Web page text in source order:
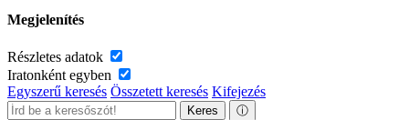
Megjelenítés
Részletes adatok
Iratonként egyben
Egyszerű keresés Összetett keresés Kifejezés
Keres ⓘ